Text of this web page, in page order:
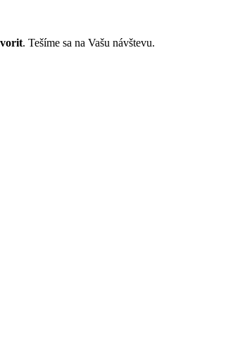
. Tešíme sa na Vašu návštevu.